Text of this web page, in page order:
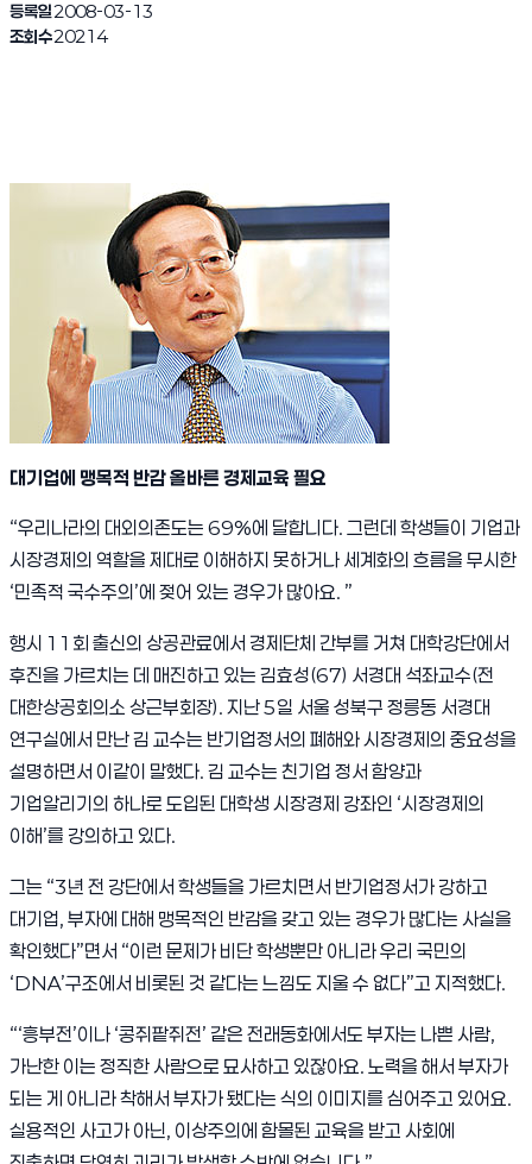
등록일2008-03-13
조회수20214
대기업에 맹목적 반감 올바른 경제교육 필요
“우리나라의 대외의존도는 69%에 달합니다. 그런데 학생들이 기업과
시장경제의 역할을 제대로 이해하지 못하거나 세계화의 흐름을 무시한
‘민족적 국수주의’에 젖어 있는 경우가 많아요. ”
행시 11회 출신의 상공관료에서 경제단체 간부를 거쳐 대학강단에서
후진을 가르치는 데 매진하고 있는 김효성(67) 서경대 석좌교수(전
대한상공회의소 상근부회장). 지난 5일 서울 성북구 정릉동 서경대
연구실에서 만난 김 교수는 반기업정서의 폐해와 시장경제의 중요성을
설명하면서 이같이 말했다. 김 교수는 친기업 정서 함양과
기업알리기의 하나로 도입된 대학생 시장경제 강좌인 ‘시장경제의
이해’를 강의하고 있다.
그는 “3년 전 강단에서 학생들을 가르치면서 반기업정서가 강하고
대기업, 부자에 대해 맹목적인 반감을 갖고 있는 경우가 많다는 사실을
확인했다”면서 “이런 문제가 비단 학생뿐만 아니라 우리 국민의
‘DNA’구조에서 비롯된 것 같다는 느낌도 지울 수 없다”고 지적했다.
“‘흥부전’이나 ‘콩쥐팥쥐전’ 같은 전래동화에서도 부자는 나쁜 사람,
가난한 이는 정직한 사람으로 묘사하고 있잖아요. 노력을 해서 부자가
되는 게 아니라 착해서 부자가 됐다는 식의 이미지를 심어주고 있어요.
실용적인 사고가 아닌, 이상주의에 함몰된 교육을 받고 사회에